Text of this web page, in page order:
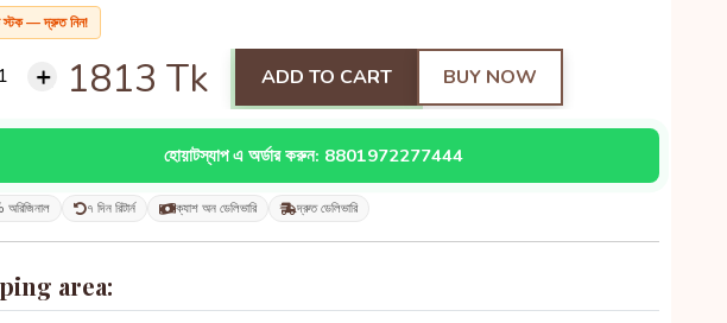
স্টক — দ্রুত নিন!
1813 Tk ADD TO CART BUY NOW
হোয়াটস্যাপ এ অর্ডার করুন: 8801972277444
৭ দিন রিটার্ন ক্যাশ অন ডেলিভারি দ্রুত ডেলিভারি
area: